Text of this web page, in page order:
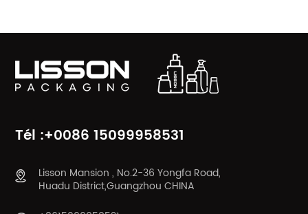
Tél :+0086 15099958531
Lisson Mansion , No.2-36 Yongfa Road,
Huadu District,Guangzhou CHINA